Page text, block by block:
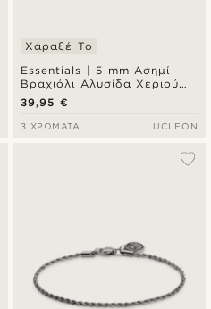
Essentials | 5 mm Ασημί
Βραχιόλι Αλυσίδα Χεριού
Wheat Chain
Χάραξέ Το
39,95 €
3 ΧΡΏΜΑΤΑ LUCLEON